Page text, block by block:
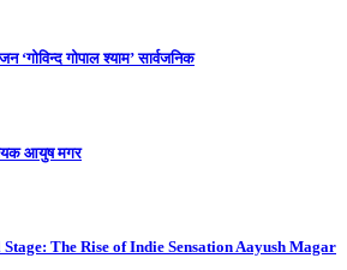
गोपाल श्याम’ सार्वजनिक
आयुष मगर
The Rise of Indie Sensation Aayush Magar